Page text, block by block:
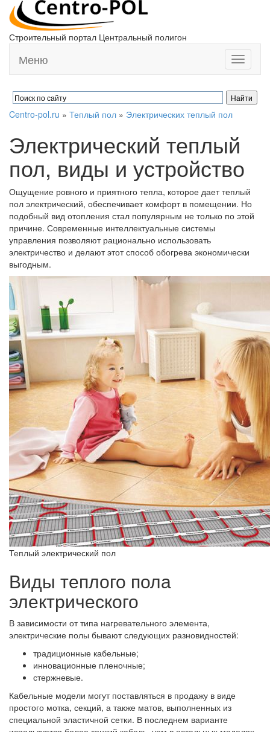
Строительный портал Центральный полигон
Toggle
Меню
Centro-pol.ru » Теплый пол » Электрических теплый пол
Электрический теплый
пол, виды и устройство
Ощущение ровного и приятного тепла, которое дает теплый
пол электрический, обеспечивает комфорт в помещении. Но
подобный вид отопления стал популярным не только по этой
причине. Современные интеллектуальные системы
управления позволяют рационально использовать
электричество и делают этот способ обогрева экономически
выгодным.
Теплый электрический пол
Виды теплого пола
электрического
В зависимости от типа нагревательного элемента,
электрические полы бывают следующих разновидностей:
традиционные кабельные;
инновационные пленочные;
стержневые.
Кабельные модели могут поставляться в продажу в виде
простого мотка, секций, а также матов, выполненных из
специальной эластичной сетки. В последнем варианте